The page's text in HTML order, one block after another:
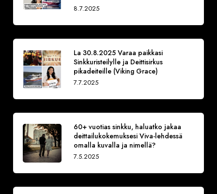
8.7.2025
La 30.8.2025 Varaa paikkasi
Sinkkuristeilylle ja Deittisirkus
pikadeiteille (Viking Grace)
7.7.2025
60+ vuotias sinkku, haluatko jakaa
deittailukokemuksesi Viva-lehdessä
omalla kuvalla ja nimellä?
7.5.2025